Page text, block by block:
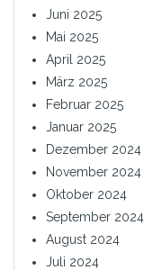
Juni 2025
Mai 2025
April 2025
März 2025
Februar 2025
Januar 2025
Dezember 2024
November 2024
Oktober 2024
September 2024
August 2024
Juli 2024